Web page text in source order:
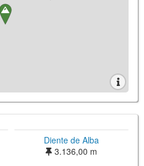
Diente de Alba
3.136,00 m